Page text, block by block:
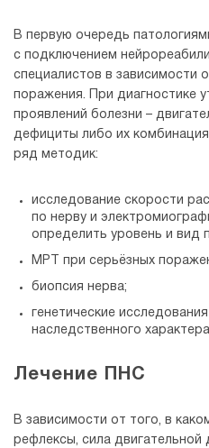
В первую очередь
с подключением
специалистов в зависимости
поражения. При диагностике
проявлений болезни –
дефициты либо их
ряд методик:
исследование скорости
по нерву и
определить уровень и вид
МРТ при серьёзных
биопсия нерва;
генетические
наследственного
Лечение ПНС
В зависимости от того, в
рефлексы, сила